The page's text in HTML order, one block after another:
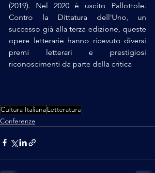
(2019). Nel 2020 è uscito Pallottole.
Contro la Dittatura dell'Uno, un
successo già alla terza edizione, queste
opere letterarie hanno ricevuto diversi
premi letterari e prestigiosi
riconoscimenti da parte della critica
Cultura ItalianaLetteratura
Conferenze